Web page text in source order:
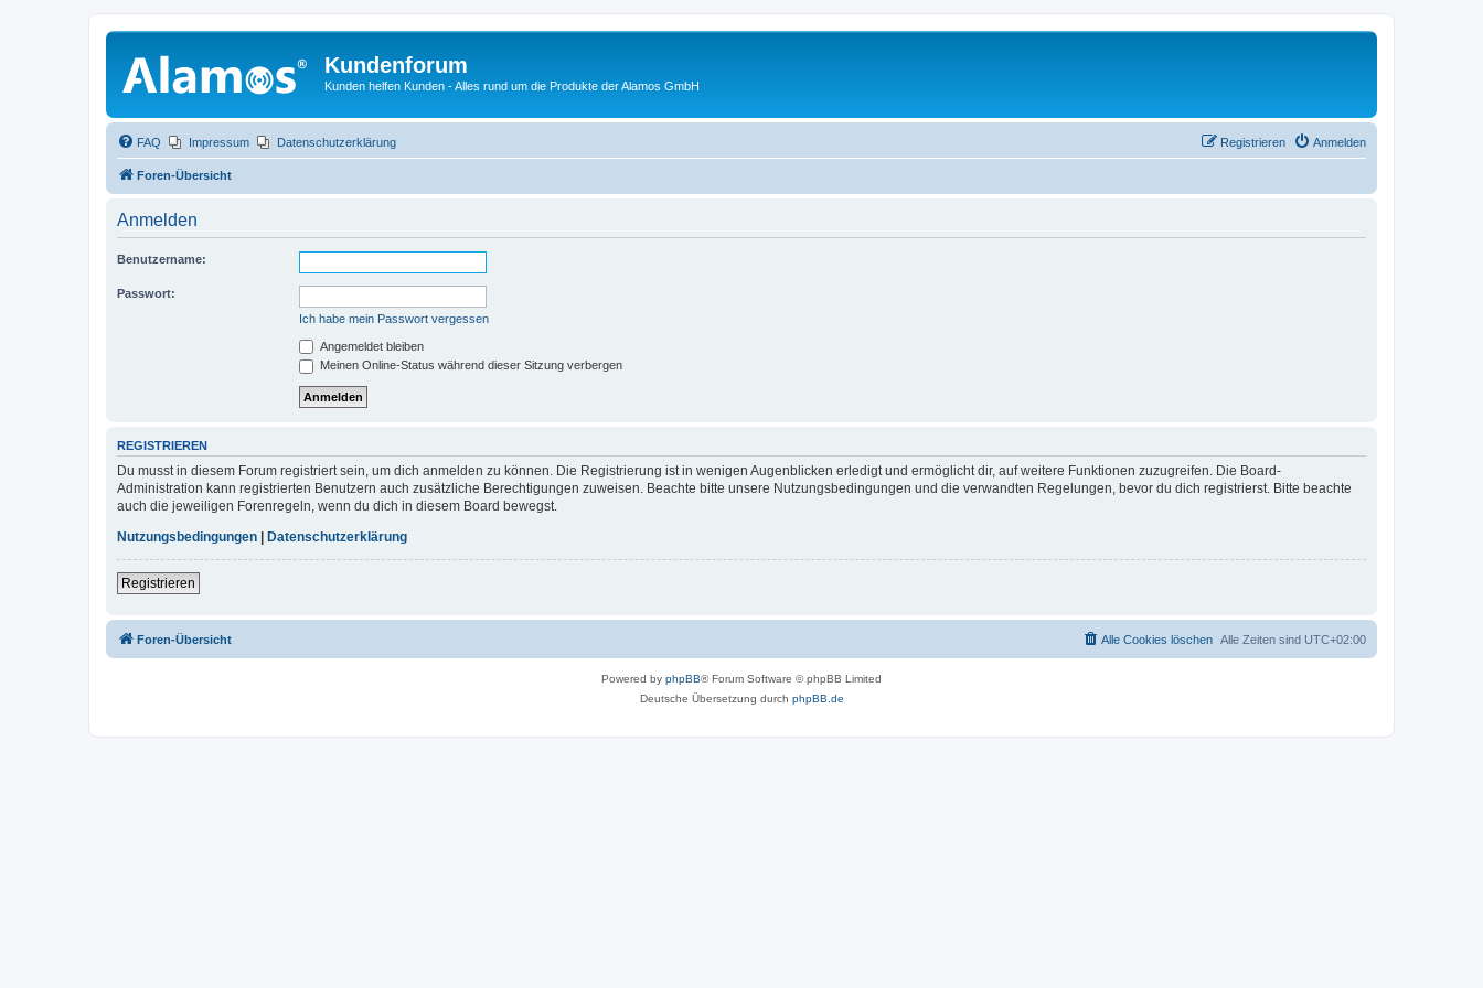
Kundenforum
Kunden helfen Kunden - Alles rund um die Produkte der Alamos GmbH
FAQ Impressum Datenschutzerklärung Anmelden
Registrieren
Foren-Übersicht
Anmelden
Benutzername:
Passwort:
Ich habe mein Passwort vergessen
Angemeldet bleiben
Meinen Online-Status während dieser Sitzung verbergen
REGISTRIEREN
Du musst in diesem Forum registriert sein, um dich anmelden zu können. Die Registrierung ist in wenigen Augenblicken erledigt und ermöglicht dir, auf weitere Funktionen zuzugreifen. Die Board-
Administration kann registrierten Benutzern auch zusätzliche Berechtigungen zuweisen. Beachte bitte unsere Nutzungsbedingungen und die verwandten Regelungen, bevor du dich registrierst. Bitte beachte
auch die jeweiligen Forenregeln, wenn du dich in diesem Board bewegst.
Nutzungsbedingungen
Datenschutzerklärung
Registrieren
Foren-Übersicht Alle Zeiten sind UTC+02:00
Alle Cookies löschen
Powered by phpBB® Forum Software © phpBB Limited
Deutsche Übersetzung durch phpBB.de